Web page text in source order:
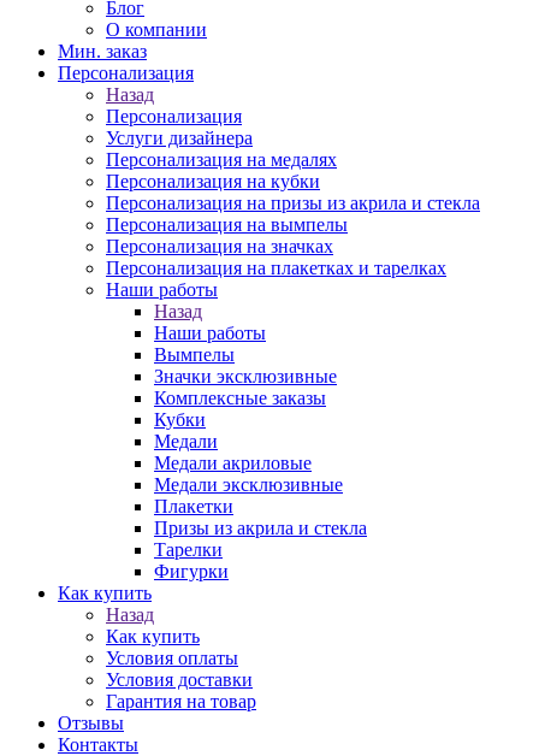
Блог
О компании
Мин. заказ
Персонализация
Назад
Персонализация
Услуги дизайнера
Персонализация на медалях
Персонализация на кубки
Персонализация на призы из акрила и стекла
Персонализация на вымпелы
Персонализация на значках
Персонализация на плакетках и тарелках
Наши работы
Назад
Наши работы
Вымпелы
Значки эксклюзивные
Комплексные заказы
Кубки
Медали
Медали акриловые
Медали эксклюзивные
Плакетки
Призы из акрила и стекла
Тарелки
Фигурки
Как купить
Назад
Как купить
Условия оплаты
Условия доставки
Гарантия на товар
Отзывы
Контакты